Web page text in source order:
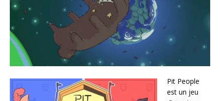
Pit People
est un jeu